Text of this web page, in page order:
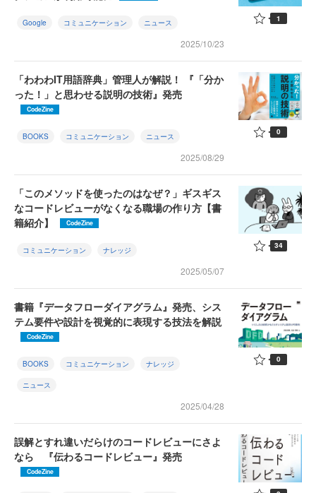
Google コミュニケーション ニュース
2025/10/23
1
「わわわIT用語辞典」管理人が解説！ 『「分か
った！」と思わせる説明の技術』発売
CodeZine
BOOKS コミュニケーション ニュース
2025/08/29
0
「このメソッドを使ったのはなぜ？」ギスギス
なコードレビューがなくなる職場の作り方【書
籍紹介】
CodeZine
コミュニケーション ナレッジ
2025/05/07
34
書籍『データフローダイアグラム』発売、シス
テム要件や設計を視覚的に表現する技法を解説
CodeZine
BOOKS コミュニケーション ナレッジ
ニュース
2025/04/28
0
誤解とすれ違いだらけのコードレビューにさよ
なら 『伝わるコードレビュー』発売
CodeZine